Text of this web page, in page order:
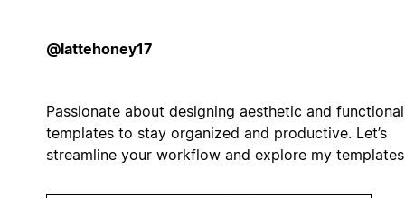
@lattehoney17
Passionate about designing aesthetic and functional
templates to stay organized and productive. Let’s
streamline your workflow and explore my